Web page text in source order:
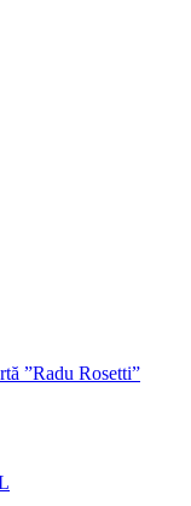
”Radu Rosetti”